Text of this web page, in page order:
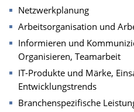
Netzwerkplanung
Arbeitsorganisation und
Informieren und
Organisieren, Teamarbeit
IT-Produkte und Märke,
Entwicklungstrends
Branchenspezifische